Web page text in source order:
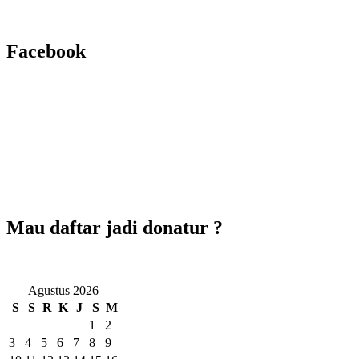
persoalan ini tanpa hisab" (Hasan Al Bashri)
Facebook
Mau daftar jadi donatur ?
Agustus 2026
S
S R K J S M
1
2
3
4 5 6 7 8
9